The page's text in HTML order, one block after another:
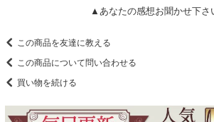
▲あなたの感想お聞かせ下さ
この商品を友達に教える
この商品について問い合わせる
買い物を続ける